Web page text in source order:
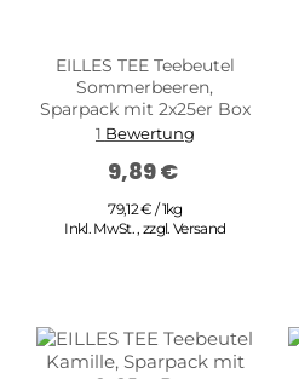
EILLES TEE Teebeutel
Sommerbeeren,
Sparpack mit 2x25er Box
1 Bewertung
9,89 €
79,12 € / 1kg
Inkl. MwSt.,zzgl.Versand